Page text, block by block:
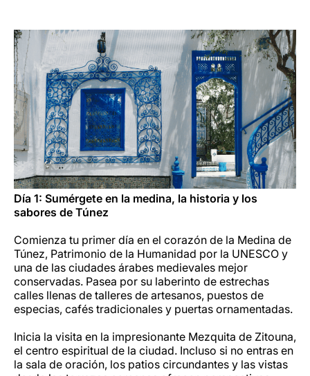
Día 1: Sumérgete en la medina, la historia y los
sabores de Túnez
Comienza tu primer día en el corazón de la Medina de
Túnez, Patrimonio de la Humanidad por la UNESCO y
una de las ciudades árabes medievales mejor
conservadas. Pasea por su laberinto de estrechas
calles llenas de talleres de artesanos, puestos de
especias, cafés tradicionales y puertas ornamentadas.
Inicia la visita en la impresionante Mezquita de Zitouna,
el centro espiritual de la ciudad. Incluso si no entras en
la sala de oración, los patios circundantes y las vistas